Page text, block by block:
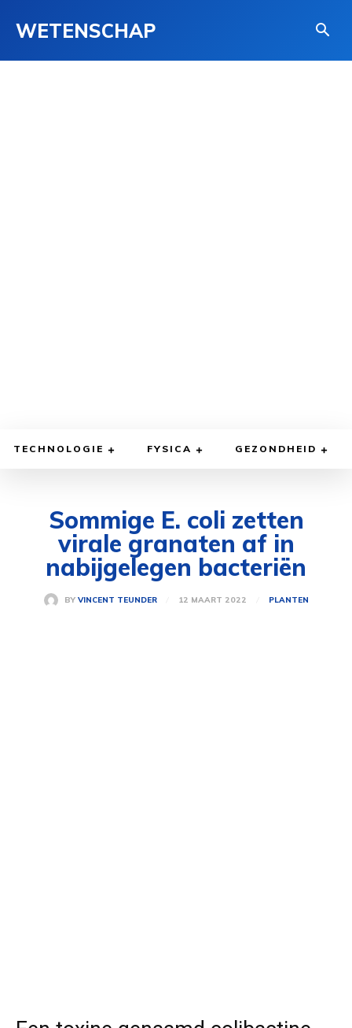
WETENSCHAP
TECHNOLOGIE FYSICA GEZONDHEID
Sommige E. coli zetten
virale granaten af ​​in
nabijgelegen bacteriën
BY VINCENT TEUNDER 12 MAART 2022 PLANTEN